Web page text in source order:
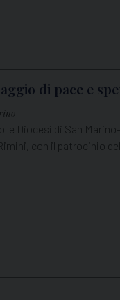
di pace e
le Diocesi di San Marino-
con il patrocinio